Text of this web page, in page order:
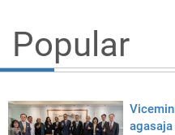
Popular